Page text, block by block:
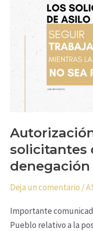
solicitantes
Deja un comentario /
Importante
Pueblo relativo a la
solicitantes
asilo
denegación